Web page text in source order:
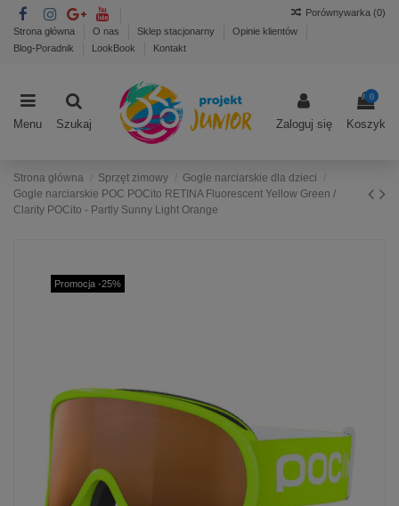
Strona główna O nas Sklep stacjonarny
Opinie klientów
Blog-Poradnik
LookBook Kontakt
Porównywarka (0)
Menu Szukaj Zaloguj się
0
Koszyk
Strona główna Sprzęt zimowy
Gogle narciarskie dla dzieci
Gogle narciarskie POC POCito RETINA Fluorescent Yellow Green /
Clarity POCito - Partly Sunny Light Orange
Promocja -25%